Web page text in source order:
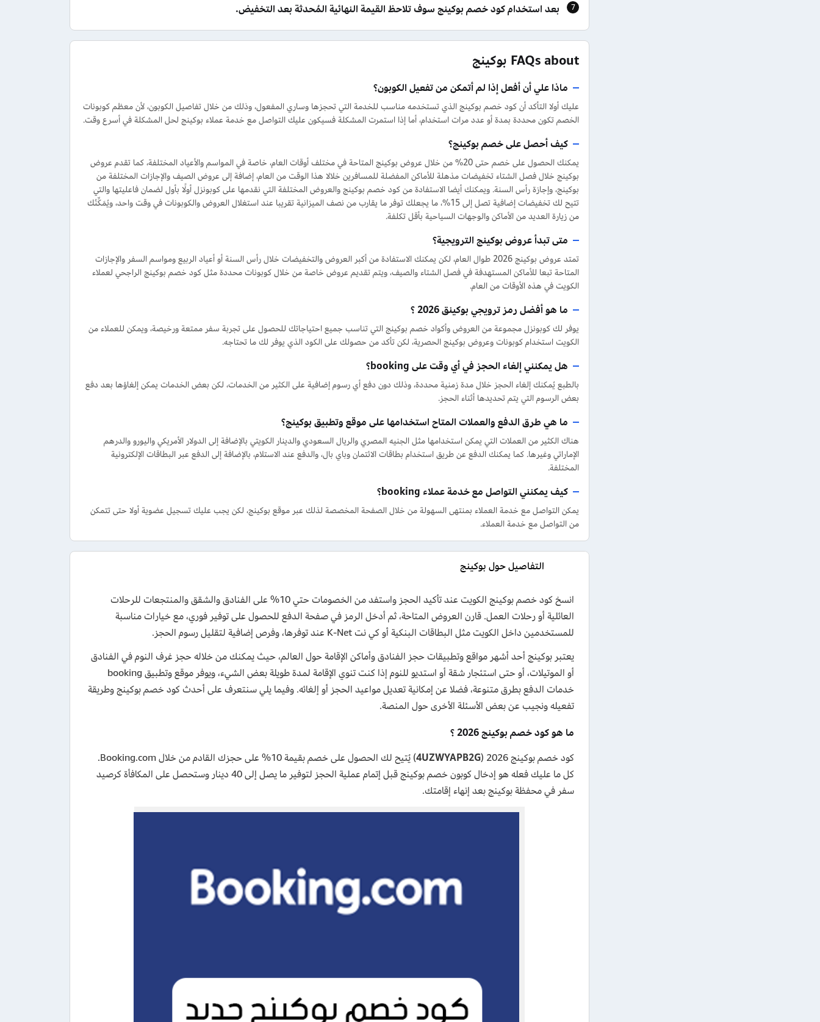
بعد استخدام كود خصم بوكينج سوف تلاحظ القيمة النهائية المُحدثة بعد التخفيض.
FAQs about بوكينج
ماذا علي أن أفعل إذا لم أتمكن من تفعيل الكوبون؟
عليك أولا التأكد أن كود خصم بوكينج الذي تستخدمه مناسب للخدمة التي تحجزها وساري المفعول، وذلك من خلال تفاصيل الكوبون، لأن معظم كوبونات
الخصم تكون محددة بمدة أو عدد مرات استخدام، أما إذا استمرت المشكلة فسيكون عليك التواصل مع خدمة عملاء بوكينج لحل المشكلة في أسرع وقت.
كيف أحصل على خصم بوكينج؟
يمكنك الحصول على خصم حتى 20% من خلال عروض بوكينج المتاحة في مختلف أوقات العام، خاصة في المواسم والأعياد المختلفة، كما تقدم عروض
بوكينج خلال فصل الشتاء تخفيضات مذهلة للأماكن المفضلة للمسافرين خلالا هذا الوقت من العام، إضافة إلى عروض الصيف والإجازات المختلفة من
بوكينج، وإجازة رأس السنة. ويمكنك أيضا الاستفادة من كود خصم بوكينج والعروض المختلفة التي نقدمها على كوبونزل أولًا بأول لضمان فاعليتها والتي
تتيح لك تخفيضات إضافية تصل إلى 15%، ما يجعلك توفر ما يقارب من نصف الميزانية تقريبا عند استغلال العروض والكوبونات في وقت واحد، ويُمَكِّنُك
من زيارة العديد من الأماكن والوجهات السياحية بأقل تكلفة.
متى تبدأ عروض بوكينج الترويجية؟
تمتد عروض بوكينج 2026 طوال العام، لكن يمكنك الاستفادة من أكبر العروض والتخفيضات خلال رأس السنة أو أعياد الربيع ومواسم السفر والإجازات
المتاحة تبعا للأماكن المستهدفة في فصل الشتاء والصيف، ويتم تقديم عروض خاصة من خلال كوبونات محددة مثل كود خصم بوكينج الراجحي لعملاء
الكويت في هذه الأوقات من العام.
ما هو أفضل رمز ترويجي بوكينق 2026 ؟
يوفر لك كوبونزل مجموعة من العروض وأكواد خصم بوكينج التي تناسب جميع احتياجاتك للحصول على تجربة سفر ممتعة ورخيصة، ويمكن للعملاء من
الكويت استخدام كوبونات وعروض بوكينج الحصرية، لكن تأكد من حصولك على الكود الذي يوفر لك ما تحتاجه.
هل يمكنني إلغاء الحجز في أي وقت على booking؟
بالطبع يُمكنك إلغاء الحجز خلال مدة زمنية محددة، وذلك دون دفع أي رسوم إضافية على الكثير من الخدمات، لكن بعض الخدمات يمكن إلغاؤها بعد دفع
بعض الرسوم التي يتم تحديدها أثناء الحجز.
ما هي طرق الدفع والعملات المتاح استخدامها على موقع وتطبيق بوكينج؟
هناك الكثير من العملات التي يمكن استخدامها مثل الجنيه المصري والريال السعودي والدينار الكويتي بالإضافة إلى الدولار الأمريكي واليورو والدرهم
الإماراتي وغيرها. كما يمكنك الدفع عن طريق استخدام بطاقات الائتمان وباي بال، والدفع عند الاستلام، بالإضافة إلى الدفع عبر البطاقات الإلكترونية
المختلفة.
كيف يمكنني التواصل مع خدمة عملاء booking؟
يمكن التواصل مع خدمة العملاء بمنتهى السهولة من خلال الصفحة المخصصة لذلك عبر موقع بوكينج، لكن يجب عليك تسجيل عضوية أولا حتى تتمكن
من التواصل مع خدمة العملاء.
التفاصيل حول بوكينج
انسخ كود خصم بوكينج الكويت عند تأكيد الحجز واستفد من الخصومات حتي 10% على الفنادق والشقق والمنتجعات للرحلات
العائلية أو رحلات العمل. قارن العروض المتاحة، ثم أدخل الرمز في صفحة الدفع للحصول على توفير فوري، مع خيارات مناسبة
للمستخدمين داخل الكويت مثل البطاقات البنكية أو كي نت K-Net عند توفرها، وفرص إضافية لتقليل رسوم الحجز.
يعتبر بوكينج أحد أشهر مواقع وتطبيقات حجز الفنادق وأماكن الإقامة حول العالم، حيث يمكنك من خلاله حجز غرف النوم في الفنادق
أو الموتيلات، أو حتى استئجار شقة أو استديو للنوم إذا كنت تنوي الإقامة لمدة طويلة بعض الشيء، ويوفر موقع وتطبيق booking
خدمات الدفع بطرق متنوعة، فضلا عن إمكانية تعديل مواعيد الحجز أو إلغائه. وفيما يلي سنتعرف على أحدث كود خصم بوكينج وطريقة
تفعيله ونجيب عن بعض الأسئلة الأخرى حول المنصة.
ما هو كود خصم بوكينج 2026 ؟
كود خصم بوكينج 2026 ( 4UZWYAPB2G
) يُتيح لك الحصول على خصم بقيمة 10% على حجزك القادم من خلال Booking.com.
كل ما عليك فعله هو إدخال كوبون خصم بوكينج قبل إتمام عملية الحجز لتوفير ما يصل إلى 40 دينار وستحصل على المكافأة كرصيد
سفر في محفظة بوكينج بعد إنهاء إقامتك.